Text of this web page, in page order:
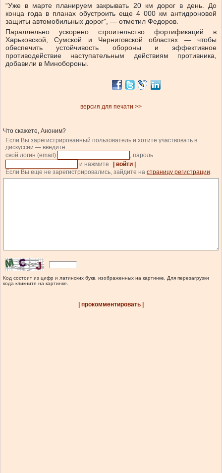
“Уже в марте планируем закрывать 20 км дорог в день. До
конца года в планах обустроить еще 4 000 км антидроновой
защиты автомобильных дорог”, — отметил Федоров.
Параллельно ускорено строительство фортификаций в
Харьковской, Сумской и Черниговской областях — чтобы
обеспечить устойчивость обороны и эффективное
противодействие наступательным действиям противника,
добавили в Минобороны.
версия для печати >>
Что скажете, Аноним?
Если Вы зарегистрированный пользователь и хотите участвовать в
дискуссии — введите
свой логин (email)
, пароль
и нажмите
| войти |
.
Если Вы еще не зарегистрировались, зайдите на страницу регистрации.
Код состоит из цифр и латинских букв, изображенных на картинке. Для перезагрузки
кода кликните на картинке.
| прокомментировать |